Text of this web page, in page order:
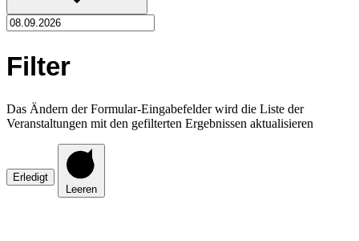
Filter
Das Ändern der Formular-Eingabefelder wird die Liste der
Veranstaltungen mit den gefilterten Ergebnissen aktualisieren
Erledigt
Leeren